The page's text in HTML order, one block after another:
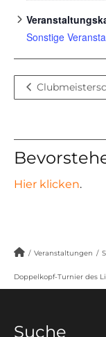
Sonstige
Hier klicken.
/ Veranstaltungen /
Doppelkopf-Turnier des
Suche